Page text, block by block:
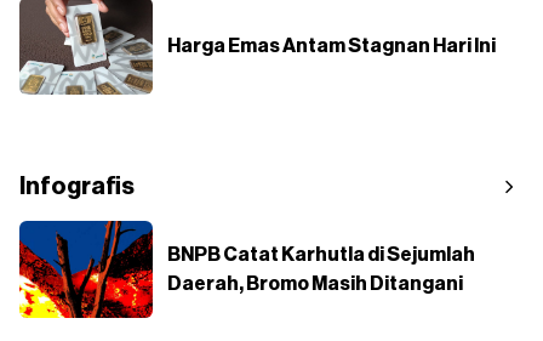
Harga Emas Antam Stagnan Hari Ini
Infografis
BNPB Catat Karhutla di Sejumlah
Daerah, Bromo Masih Ditangani